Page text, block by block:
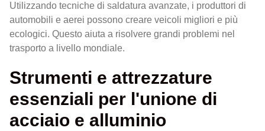
Utilizzando tecniche di saldatura avanzate, i produttori di
automobili e aerei possono creare veicoli migliori e più
ecologici. Questo aiuta a risolvere grandi problemi nel
trasporto a livello mondiale.
Strumenti e attrezzature
essenziali per l'unione di
acciaio e alluminio